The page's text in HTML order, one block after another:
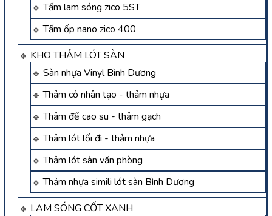
Tấm lam sóng zico 5ST
Tấm ốp nano zico 400
KHO THẢM LÓT SÀN
Sàn nhựa Vinyl Bình Dương
Thảm cỏ nhân tạo - thảm nhựa
Thảm đế cao su - thảm gạch
Thảm lót lối đi - thảm nhựa
Thảm lót sàn văn phòng
Thảm nhựa simili lót sàn Bình Dương
LAM SÓNG CỐT XANH